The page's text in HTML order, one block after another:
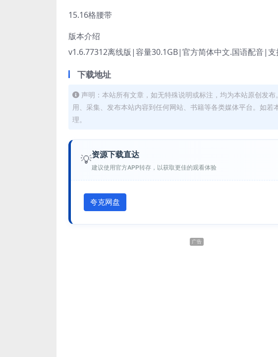
15.16格腰带
版本介绍
v1.6.77312离线版|容量30.1GB|官方简体中文.国语配音|
下载地址
声明：本站所有文章，如无特殊说明或标注，均为本站原创发
用、采集、发布本站内容到任何网站、书籍等各类媒体平台。如
理。
💡资源下载直达
建议使用官方APP转存，以获取更佳的观看体验
夸克网盘
广告